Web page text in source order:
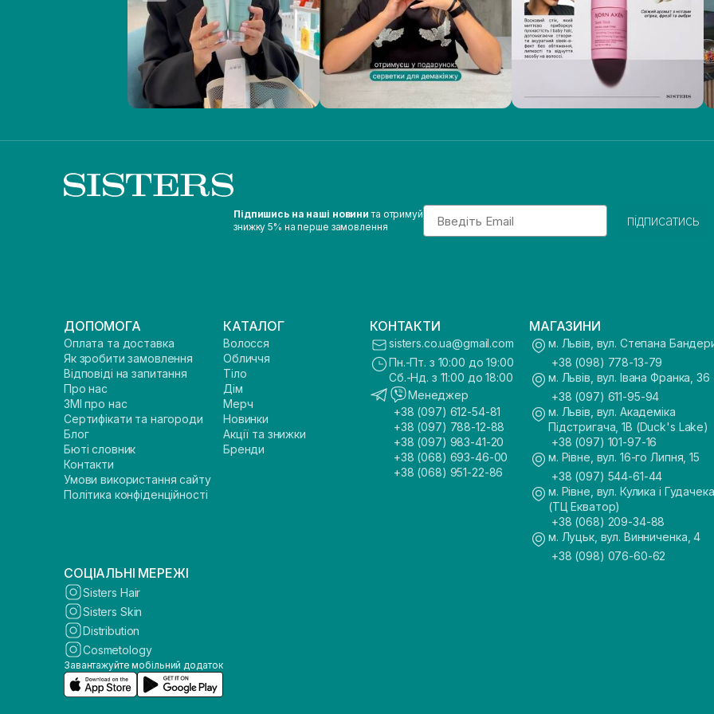
Підпишись на наші новини та отримуй
знижку 5% на перше замовлення
Email
підписатись
ДОПОМОГА
Оплата та доставка
Як зробити замовлення
Відповіді на запитання
Про нас
ЗМІ про нас
Сертифікати та нагороди
Блог
Бюті словник
Контакти
Умови використання сайту
Політика конфіденційності
КАТАЛОГ
Волосся
Обличчя
Тіло
Дім
Мерч
Новинки
Акції та знижки
Бренди
КОНТАКТИ
sisters.co.ua@gmail.com
Пн.-Пт. з 10:00 до 19:00
Сб.-Нд. з 11:00 до 18:00
Менеджер
+38 (097) 612-54-81
+38 (097) 788-12-88
+38 (097) 983-41-20
+38 (068) 693-46-00
+38 (068) 951-22-86
МАГАЗИНИ
м. Львів, вул. Степана
+38 (098) 778-13-79
м. Львів, вул. Івана Франка, 36
+38 (097) 611-95-94
м. Львів, вул. Академіка
Підстригача, 1В (Duck's Lake)
+38 (097) 101-97-16
м. Рівне, вул. 16-го Липня, 15
+38 (097) 544-61-44
м. Рівне, вул. Кулика і
(ТЦ Екватор)
+38 (068) 209-34-88
м. Луцьк, вул. Винниченка, 4
+38 (098) 076-60-62
СОЦІАЛЬНІ МЕРЕЖІ
Sisters Hair
Sisters Skin
Distribution
Cosmetology
Завантажуйте мобільний додаток